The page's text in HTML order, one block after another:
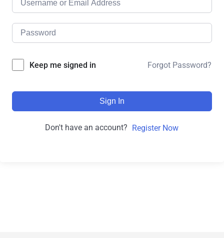
Keep me signed in Forgot Password?
Sign In
Don't have an account? Register Now